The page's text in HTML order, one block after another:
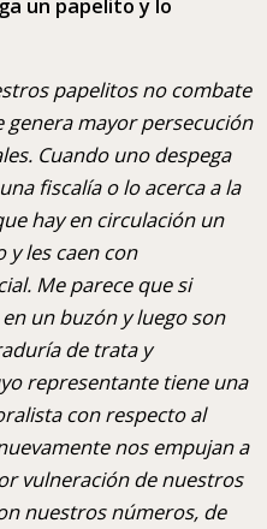
papelitos no combate
mayor persecución
Cuando uno despega
fiscalía o lo acerca a la
hay en circulación un
les caen con
Me parece que si
un buzón y luego son
de trata y
representante tiene una
con respecto al
nos empujan a
vulneración de nuestros
nuestros números, de